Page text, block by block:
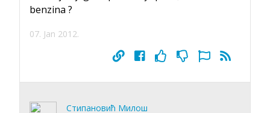
benzina ?
07. Jan 2012.
Стипановић Милош